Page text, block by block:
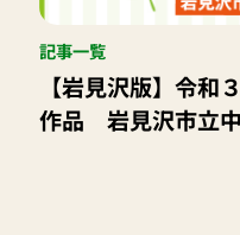
記事一覧
【岩見沢版】令和
作品 岩見沢市立